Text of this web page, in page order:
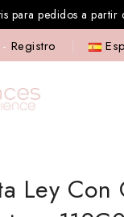
para pedidos a partir
- Registro
Ley Con